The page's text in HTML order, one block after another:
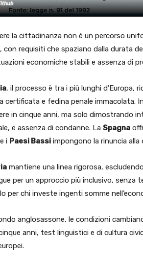
la cittadinanza non è un percorso
con requisiti che spaziano dalla durata
economiche stabili e assenza di
, il processo è tra i più lunghi d’Europa,
certificata e fedina penale immacolata.
in cinque anni, ma solo dimostrando
e assenza di condanne. La Spagna
i Paesi Bassi impongono la rinuncia
mantiene una linea rigorosa,
per un approccio più inclusivo, senza
per chi investe ingenti somme
anglosassone, le condizioni
anni, test linguistici e di cultura